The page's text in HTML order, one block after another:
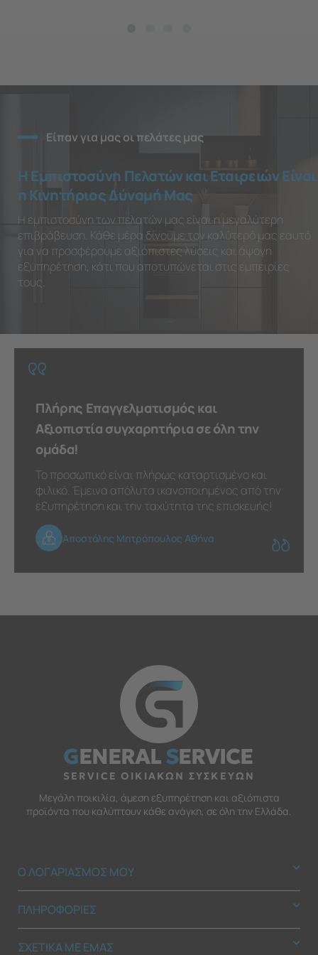
Είπαν για μας οι πελάτες μας
Η Εμπιστοσύνη Πελατών και Εταιρειών Είναι
η Κινητήριος Δύναμή Μας
Η εμπιστοσύνη των πελατών μας είναι η μεγαλύτερη
επιβράβευση. Κάθε μέρα δίνουμε τον καλύτερό μας εαυτό
για να προσφέρουμε αξιόπιστες λύσεις και άψογη
εξυπηρέτηση, κάτι που αποτυπώνεται στις εμπειρίες
τους.
Πλήρης Επαγγελματισμός και
Αξιοπιστία συγχαρητήρια σε όλη την
ομάδα!
Το προσωπικό είναι πλήρως καταρτισμένο και
φιλικό. Έμεινα απόλυτα ικανοποιημένος από την
εξυπηρέτηση και την ταχύτητα της επισκευής!
Αποστόλης Μητρόπουλος Αθήνα
GENERALSERVICE
SERVICE ΟΙΚΙΑΚΩΝ ΣΥΣΚΕΥΩΝ
Μεγάλη ποικιλία, άμεση εξυπηρέτηση και αξιόπιστα
προϊόντα που καλύπτουν κάθε ανάγκη, σε όλη την Ελλάδα.
Ο ΛΟΓΑΡΙΑΣΜΟΣ ΜΟΥ
ΠΛΗΡΟΦΟΡΙΕΣ
ΣΧΕΤΙΚΑ ΜΕ ΕΜΑΣ